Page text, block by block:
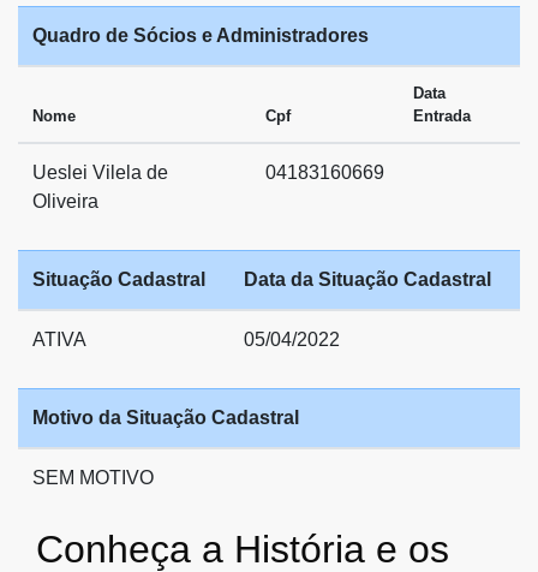
Quadro de Sócios e Administradores
Nome Cpf
Data
Entrada
Ueslei Vilela de
Oliveira
04183160669
Situação Cadastral Data da Situação Cadastral
ATIVA 05/04/2022
Motivo da Situação Cadastral
SEM MOTIVO
Conheça a História e os